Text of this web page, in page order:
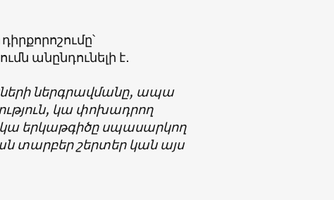
անընդունելի է․
ներգրավմանը, ապա
կա փոխադրող
կա երկաթգիծը սպասարկող
տարբեր շերտեր կան այս